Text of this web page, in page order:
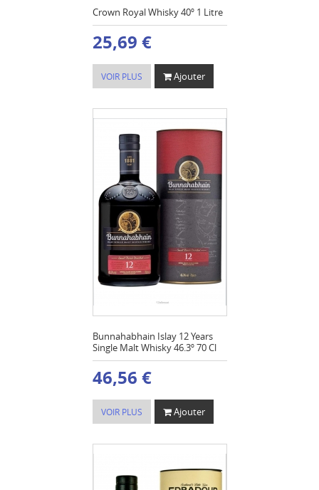
Crown Royal Whisky 40º 1 Litre
25,69 €
VOIR PLUS Ajouter
Bunnahabhain Islay 12 Years
Single Malt Whisky 46.3º 70 Cl
46,56 €
VOIR PLUS Ajouter